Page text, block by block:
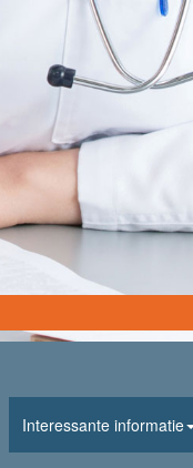
Interessante informatie